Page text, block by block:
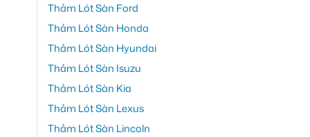
Thảm Lót Sàn Ford
Thảm Lót Sàn Honda
Thảm Lót Sàn Hyundai
Thảm Lót Sàn Isuzu
Thảm Lót Sàn Kia
Thảm Lót Sàn Lexus
Thảm Lót Sàn Lincoln